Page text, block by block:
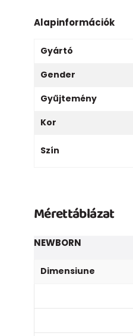
Alapinformációk
Gyártó
Gender
Gyűjtemény
Kor
Szín
Mérettáblázat
NEWBORN
Dimensiune